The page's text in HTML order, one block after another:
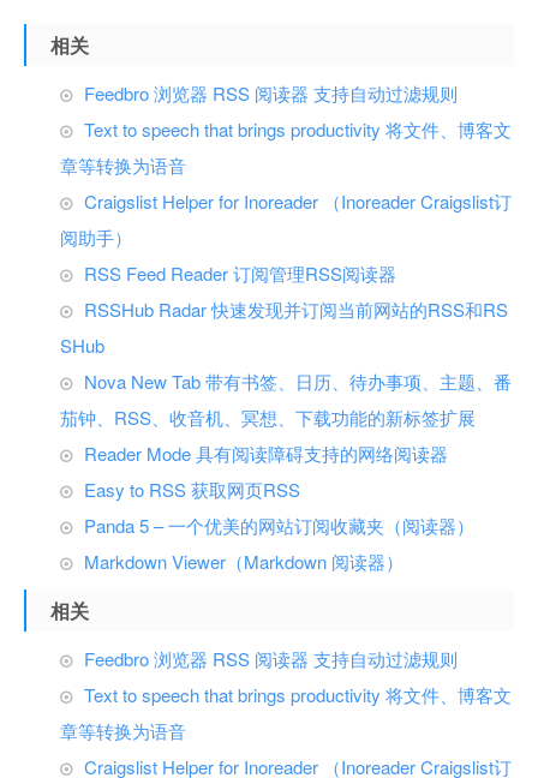
相关
Feedbro 浏览器 RSS 阅读器 支持自动过滤规则
Text to speech that brings productivity 将文件、博客文
章等转换为语音
Craigslist Helper for Inoreader （Inoreader Craigslist订
阅助手）
RSS Feed Reader 订阅管理RSS阅读器
RSSHub Radar 快速发现并订阅当前网站的RSS和RS
SHub
Nova New Tab 带有书签、日历、待办事项、主题、番
茄钟、RSS、收音机、冥想、下载功能的新标签扩展
Reader Mode 具有阅读障碍支持的网络阅读器
Easy to RSS 获取网页RSS
Panda 5 – 一个优美的网站订阅收藏夹（阅读器）
Markdown Viewer（Markdown 阅读器）
相关
Feedbro 浏览器 RSS 阅读器 支持自动过滤规则
Text to speech that brings productivity 将文件、博客文
章等转换为语音
Craigslist Helper for Inoreader （Inoreader Craigslist订